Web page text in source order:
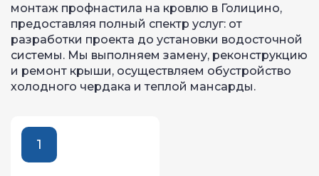
монтаж профнастила на кровлю в Голицино,
предоставляя полный спектр услуг: от
разработки проекта до установки водосточной
системы. Мы выполняем замену, реконструкцию
и ремонт крыши, осуществляем обустройство
холодного чердака и теплой мансарды.
1